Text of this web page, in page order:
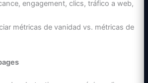
engagement, clics, tráfico a web,
métricas de vanidad vs. métricas de